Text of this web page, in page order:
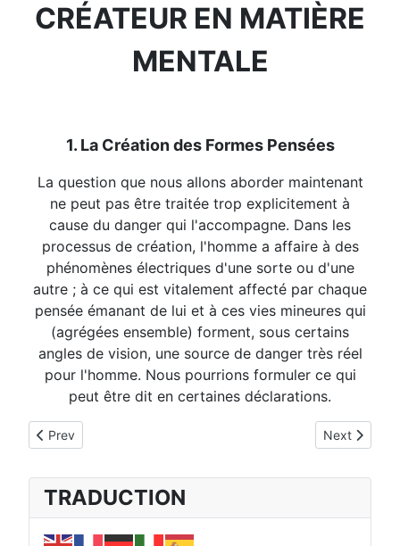
CRÉATEUR EN MATIÈRE
MENTALE
1. La Création des Formes Pensées
La question que nous allons aborder maintenant
ne peut pas être traitée trop explicitement à
cause du danger qui l'accompagne. Dans les
processus de création, l'homme a affaire à des
phénomènes électriques d'une sorte ou d'une
autre ; à ce qui est vitalement affecté par chaque
pensée émanant de lui et à ces vies mineures qui
(agrégées ensemble) forment, sous certains
angles de vision, une source de danger très réel
pour l'homme. Nous pourrions formuler ce qui
peut être dit en certaines déclarations.
Previous article: Le travail des dévas constructeurs.
Prev Next article:
Next
TRADUCTION